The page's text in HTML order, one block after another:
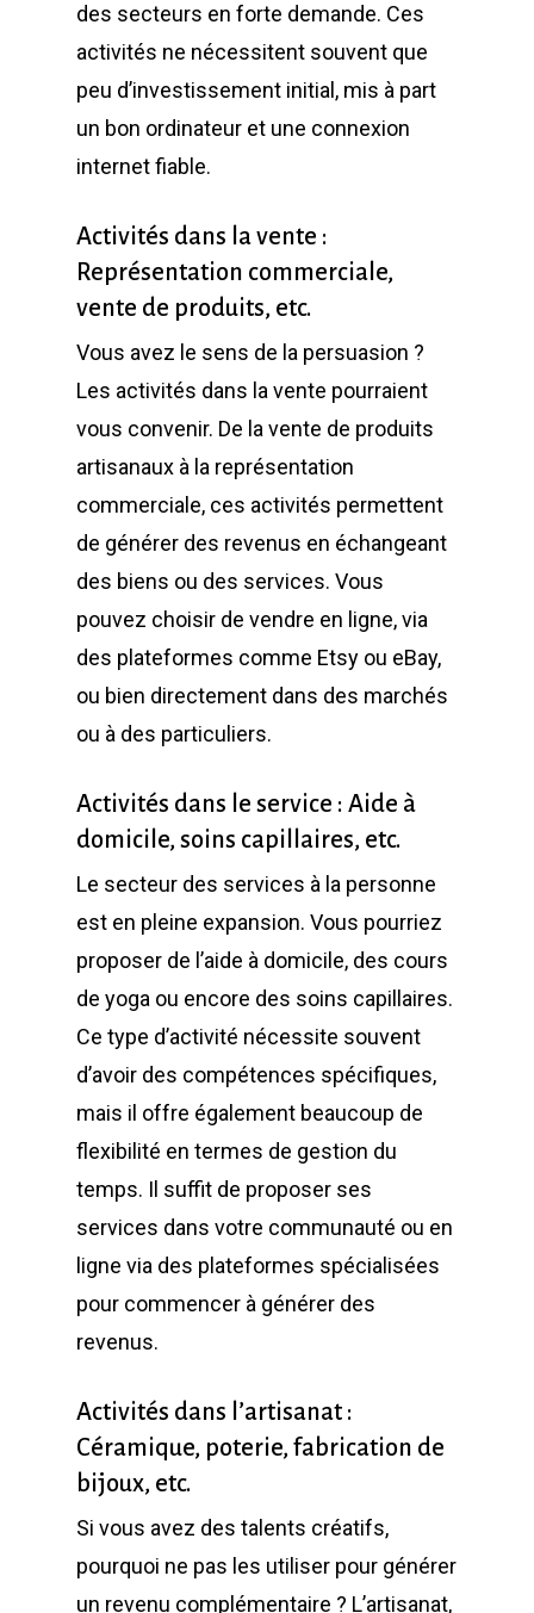
des secteurs en forte demande. Ces
activités ne nécessitent souvent que
peu d’investissement initial, mis à part
un bon ordinateur et une connexion
internet fiable.
Activités dans la vente :
Représentation commerciale,
vente de produits, etc.
Vous avez le sens de la persuasion ?
Les activités dans la vente pourraient
vous convenir. De la vente de produits
artisanaux à la représentation
commerciale, ces activités permettent
de générer des revenus en échangeant
des biens ou des services. Vous
pouvez choisir de vendre en ligne, via
des plateformes comme Etsy ou eBay,
ou bien directement dans des marchés
ou à des particuliers.
Activités dans le service : Aide à
domicile, soins capillaires, etc.
Le secteur des services à la personne
est en pleine expansion. Vous pourriez
proposer de l’aide à domicile, des cours
de yoga ou encore des soins capillaires.
Ce type d’activité nécessite souvent
d’avoir des compétences spécifiques,
mais il offre également beaucoup de
flexibilité en termes de gestion du
temps. Il suffit de proposer ses
services dans votre communauté ou en
ligne via des plateformes spécialisées
pour commencer à générer des
revenus.
Activités dans l’artisanat :
Céramique, poterie, fabrication de
bijoux, etc.
Si vous avez des talents créatifs,
pourquoi ne pas les utiliser pour générer
un revenu complémentaire ? L’artisanat,